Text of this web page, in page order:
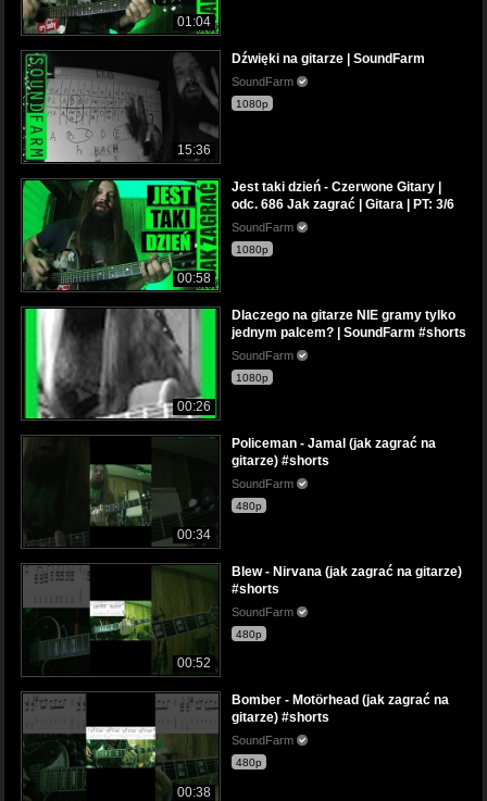
01:04
15:36
Dźwięki na gitarze | SoundFarm
SoundFarm
1080p
00:58
Jest taki dzień - Czerwone Gitary |
odc. 686 Jak zagrać | Gitara | PT: 3/6
SoundFarm
1080p
00:26
Dlaczego na gitarze NIE gramy tylko
jednym palcem? | SoundFarm #shorts
SoundFarm
1080p
00:34
Policeman - Jamal (jak zagrać na
gitarze) #shorts
SoundFarm
480p
00:52
Blew - Nirvana (jak zagrać na gitarze)
#shorts
SoundFarm
480p
00:38
Bomber - Motörhead (jak zagrać na
gitarze) #shorts
SoundFarm
480p